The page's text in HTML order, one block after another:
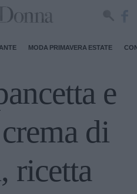
MODA PRIMAVERA ESTATE
e
di
ricetta